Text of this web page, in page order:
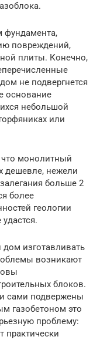
фундамента,
повреждений,
плиты. Конечно,
не подвергнется
основание
небольшой
или
что монолитный
дешевле, нежели
больше 2
более
геологии
изготавливать
возникают
блоков.
сами подвержены
газобетоном это
проблему:
практически